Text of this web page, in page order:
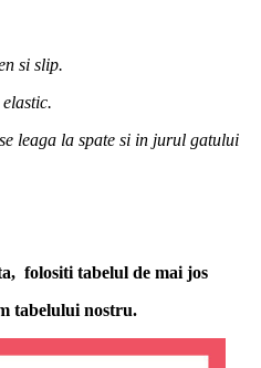
si slip.
leaga la spate si in jurul gatului
folositi tabelul de mai jos
tabelului nostru.